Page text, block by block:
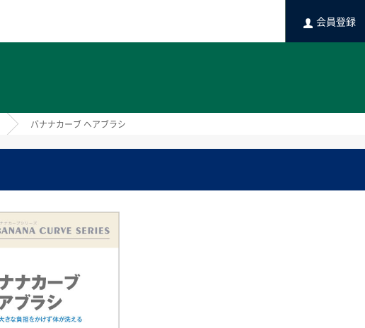
会員登録
バナナカーブ ヘアブラシ